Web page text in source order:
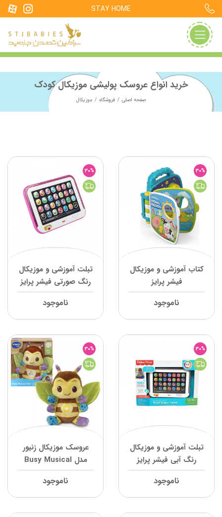
STAY HOME
خرید انواع عروسک پولیشی موزیکال کودک
صفحه اصلی فروشگاه موزیکال
30%
کتاب آموزشی و موزیکال
فیشر پرایز
ناموجود
30%
تبلت آموزشی و موزیکال
رنگ صورتی فیشر پرایز
ناموجود
30%
تبلت آموزشی و موزیکال
رنگ آبی فیشر پرایز
ناموجود
30%
عروسک موزیکال زنبور
مدل Busy Musical
Bee وی تک
ناموجود